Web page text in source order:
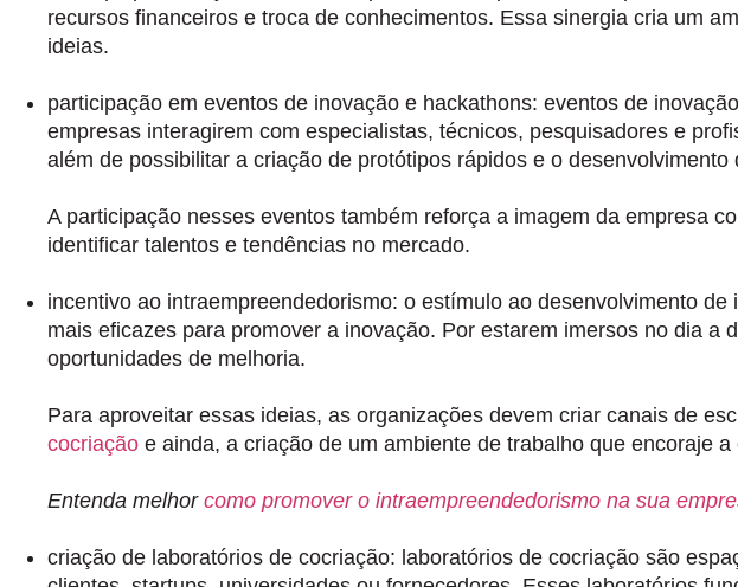
recursos financeiros e troca de conhecimentos. Essa sinergia cria um
ideias.
participação em eventos de inovação e hackathons: eventos de
empresas interagirem com especialistas, técnicos, pesquisadores e
além de possibilitar a criação de protótipos rápidos e o
A participação nesses eventos também reforça a imagem da empresa
identificar talentos e tendências no mercado.
incentivo ao intraempreendedorismo: o estímulo ao desenvolvimento
mais eficazes para promover a inovação. Por estarem imersos no dia
oportunidades de melhoria.
Para aproveitar essas ideias, as organizações devem criar canais de
cocriação e ainda, a criação de um ambiente de trabalho que encoraje
Entenda melhor como promover o intraempreendedorismo na sua
criação de laboratórios de cocriação: laboratórios de cocriação são